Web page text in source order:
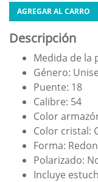
AGREGAR AL CARRO
Descripción
Medida de la
Género:
Puente: 18
Calibre: 54
Color
Color cristal:
Forma:
Polarizado:
Incluye